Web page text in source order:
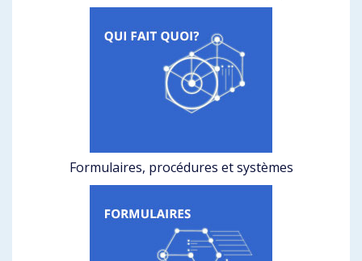
Formulaires, procédures et systèmes